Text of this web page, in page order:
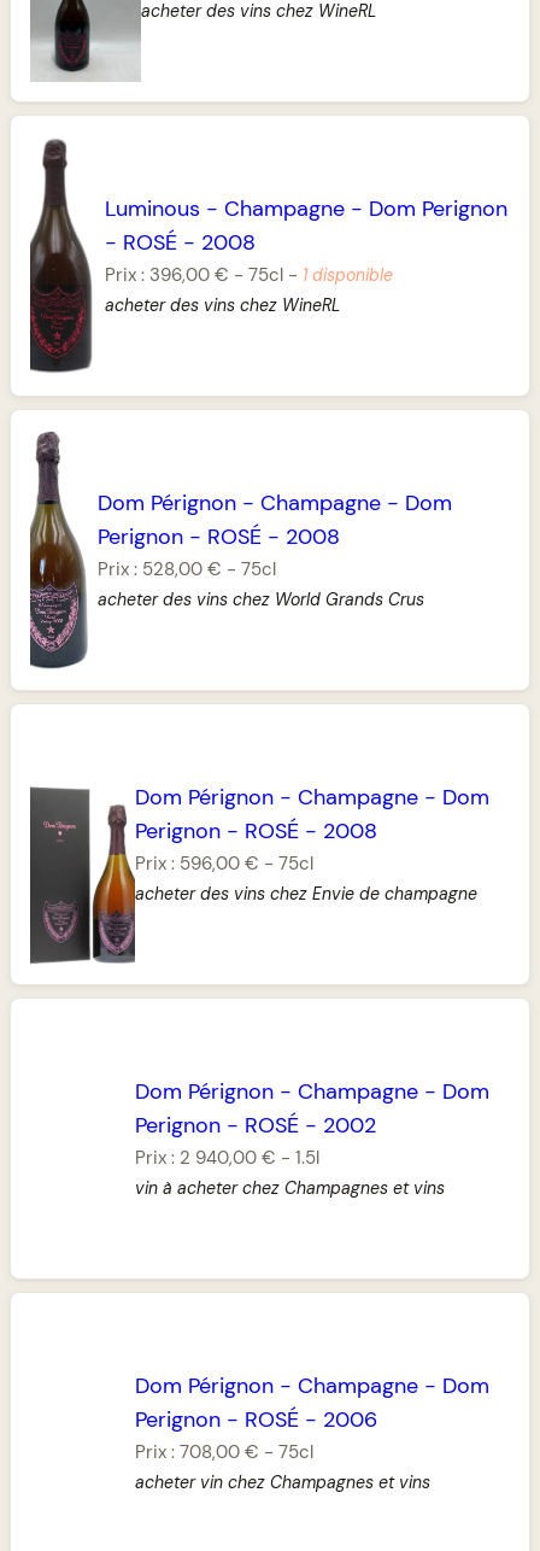
acheter des vins chez WineRL
Luminous - Champagne - Dom Perignon
- ROSÉ - 2008
Prix : 396,00 € -75cl - 1 disponible
acheter des vins chez WineRL
Dom Pérignon- Champagne- Dom
Perignon- ROSÉ- 2008
Prix : 528,00 € - 75cl
acheter des vins chez World Grands Crus
Dom Pérignon - Champagne - Dom
Perignon - ROSÉ - 2008
Prix : 596,00 € -75cl
acheter des vins chez Envie de champagne
Dom Pérignon - Champagne - Dom
Perignon - ROSÉ - 2002
Prix : 2 940,00 € -1.5l
vin à acheter chez Champagnes et vins
Dom Pérignon - Champagne - Dom
Perignon - ROSÉ - 2006
Prix :708,00 € -75cl
acheter vin chez Champagnes et vins